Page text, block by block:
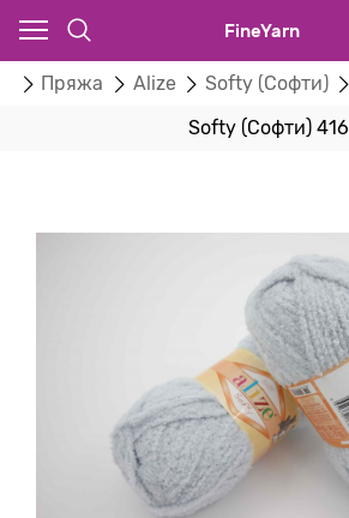
FineYarn
Пряжа Alize Softy (Софти)
Softy (Софти) 416